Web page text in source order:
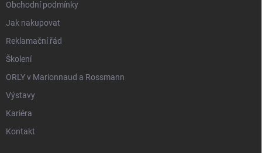
Obchodní podmínky
Jak nakupovat
Reklamační řád
Školení
ORLY v Marionnaud a Rossmann
Výstavy
Kariéra
Kontakt